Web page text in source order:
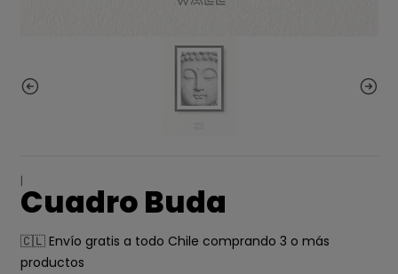
|
Cuadro Buda
🇨🇱 Envío gratis a todo Chile comprando 3 o más
productos